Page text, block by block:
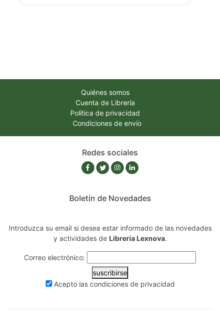
Quiénes somos
Cuenta de Librería
Política de privacidad
Condiciones de envío
Redes sociales
Boletín de Novedades
Introduzca su email si desea estar informado de las novedades
y actividades de Librería Lexnova.
Correo electrónico:
suscribirse
Acepto las condiciones de privacidad